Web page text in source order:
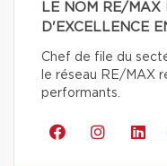
LE NOM RE/MAX
D'EXCELLENCE
Chef de file du
le réseau RE/MAX
performants.